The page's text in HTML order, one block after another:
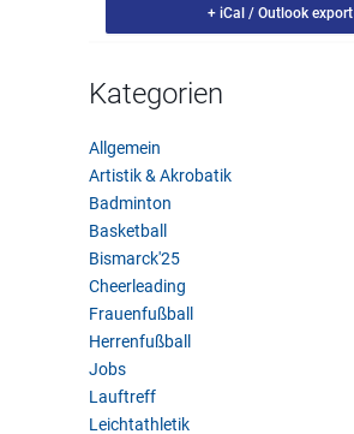
+ iCal / Outlook export
Kategorien
Allgemein
Artistik & Akrobatik
Badminton
Basketball
Bismarck'25
Cheerleading
Frauenfußball
Herrenfußball
Jobs
Lauftreff
Leichtathletik